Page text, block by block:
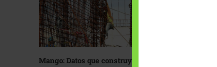
Mango: Datos que construyen confianza